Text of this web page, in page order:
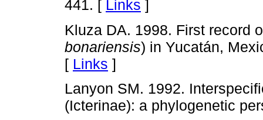
441. [ Links ]
Kluza DA. 1998. First record
bonariensis) in Yucatán,
[ Links ]
Lanyon SM. 1992.
(Icterinae): a phylogenetic